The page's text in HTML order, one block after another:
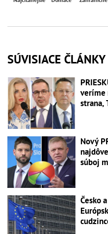
SÚVISIACE ČLÁNKY
veríme
strana,
Nový
súboj
Česko